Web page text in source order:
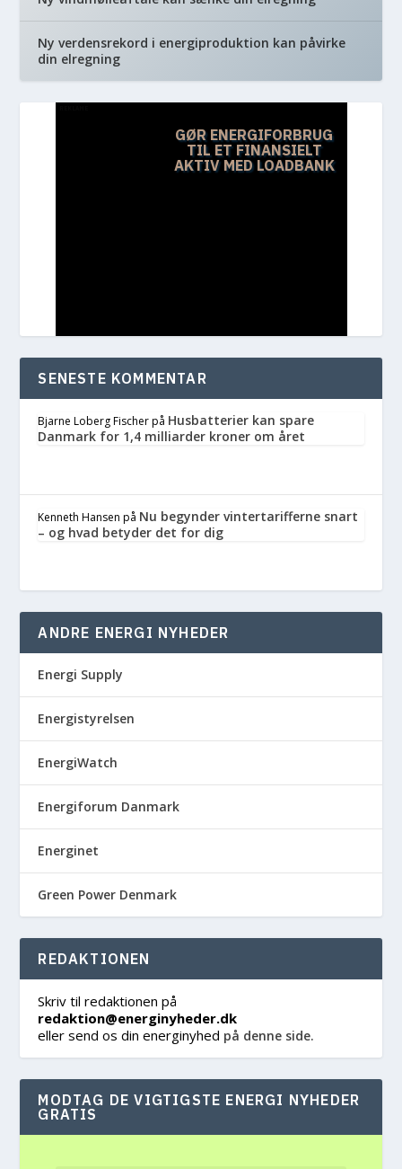
Ny verdensrekord i energiproduktion kan påvirke
din elregning
GØR ENERGIFORBRUG
TIL ET FINANSIELT
AKTIV MED LOADBANK
SENESTE KOMMENTAR
Bjarne Loberg Fischerpå Husbatterier kan spare
Danmark for 1,4 milliarder kroner om året
Kenneth Hansen på Nu begynder vintertarifferne snart
– og hvad betyder det for dig
ANDRE ENERGI NYHEDER
Energi Supply
Energistyrelsen
EnergiWatch
Energiforum Danmark
Energinet
Green Power Denmark
REDAKTIONEN
Skriv til redaktionen på
redaktion@energinyheder.dk
eller send os din energinyhed på denne side.
MODTAG DE VIGTIGSTE ENERGI NYHEDER
GRATIS